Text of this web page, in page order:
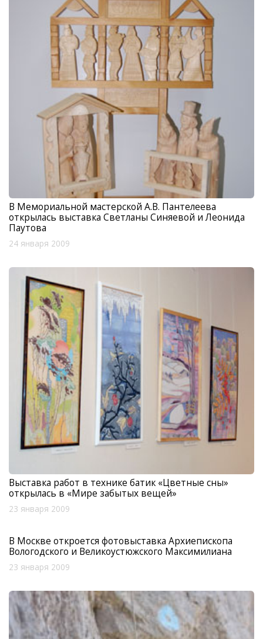
В Мемориальной мастерской А.В. Пантелеева
открылась выставка Светланы Синяевой и Леонида
Паутова
24 января 2009
Выставка работ в технике батик «Цветные сны»
открылась в «Мире забытых вещей»
23 января 2009
В Москве откроется фотовыставка Архиепископа
Вологодского и Великоустюжского Максимилиана
23 января 2009